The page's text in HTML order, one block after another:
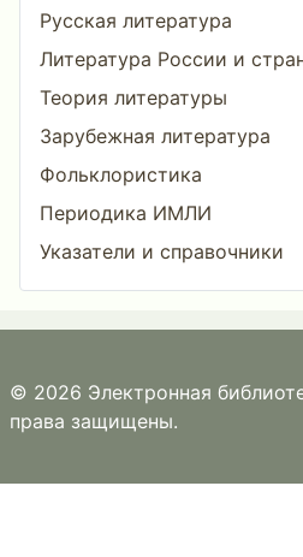
Русская литература
Литература России и
Теория литературы
Зарубежная литература
Фольклористика
Периодика ИМЛИ
Указатели и справочники
© 2026 Электронная
права защищены.